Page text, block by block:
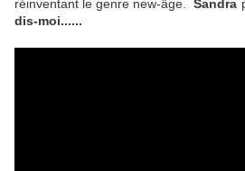
réinventant le genre new-âge.Sandra
dis-moi......